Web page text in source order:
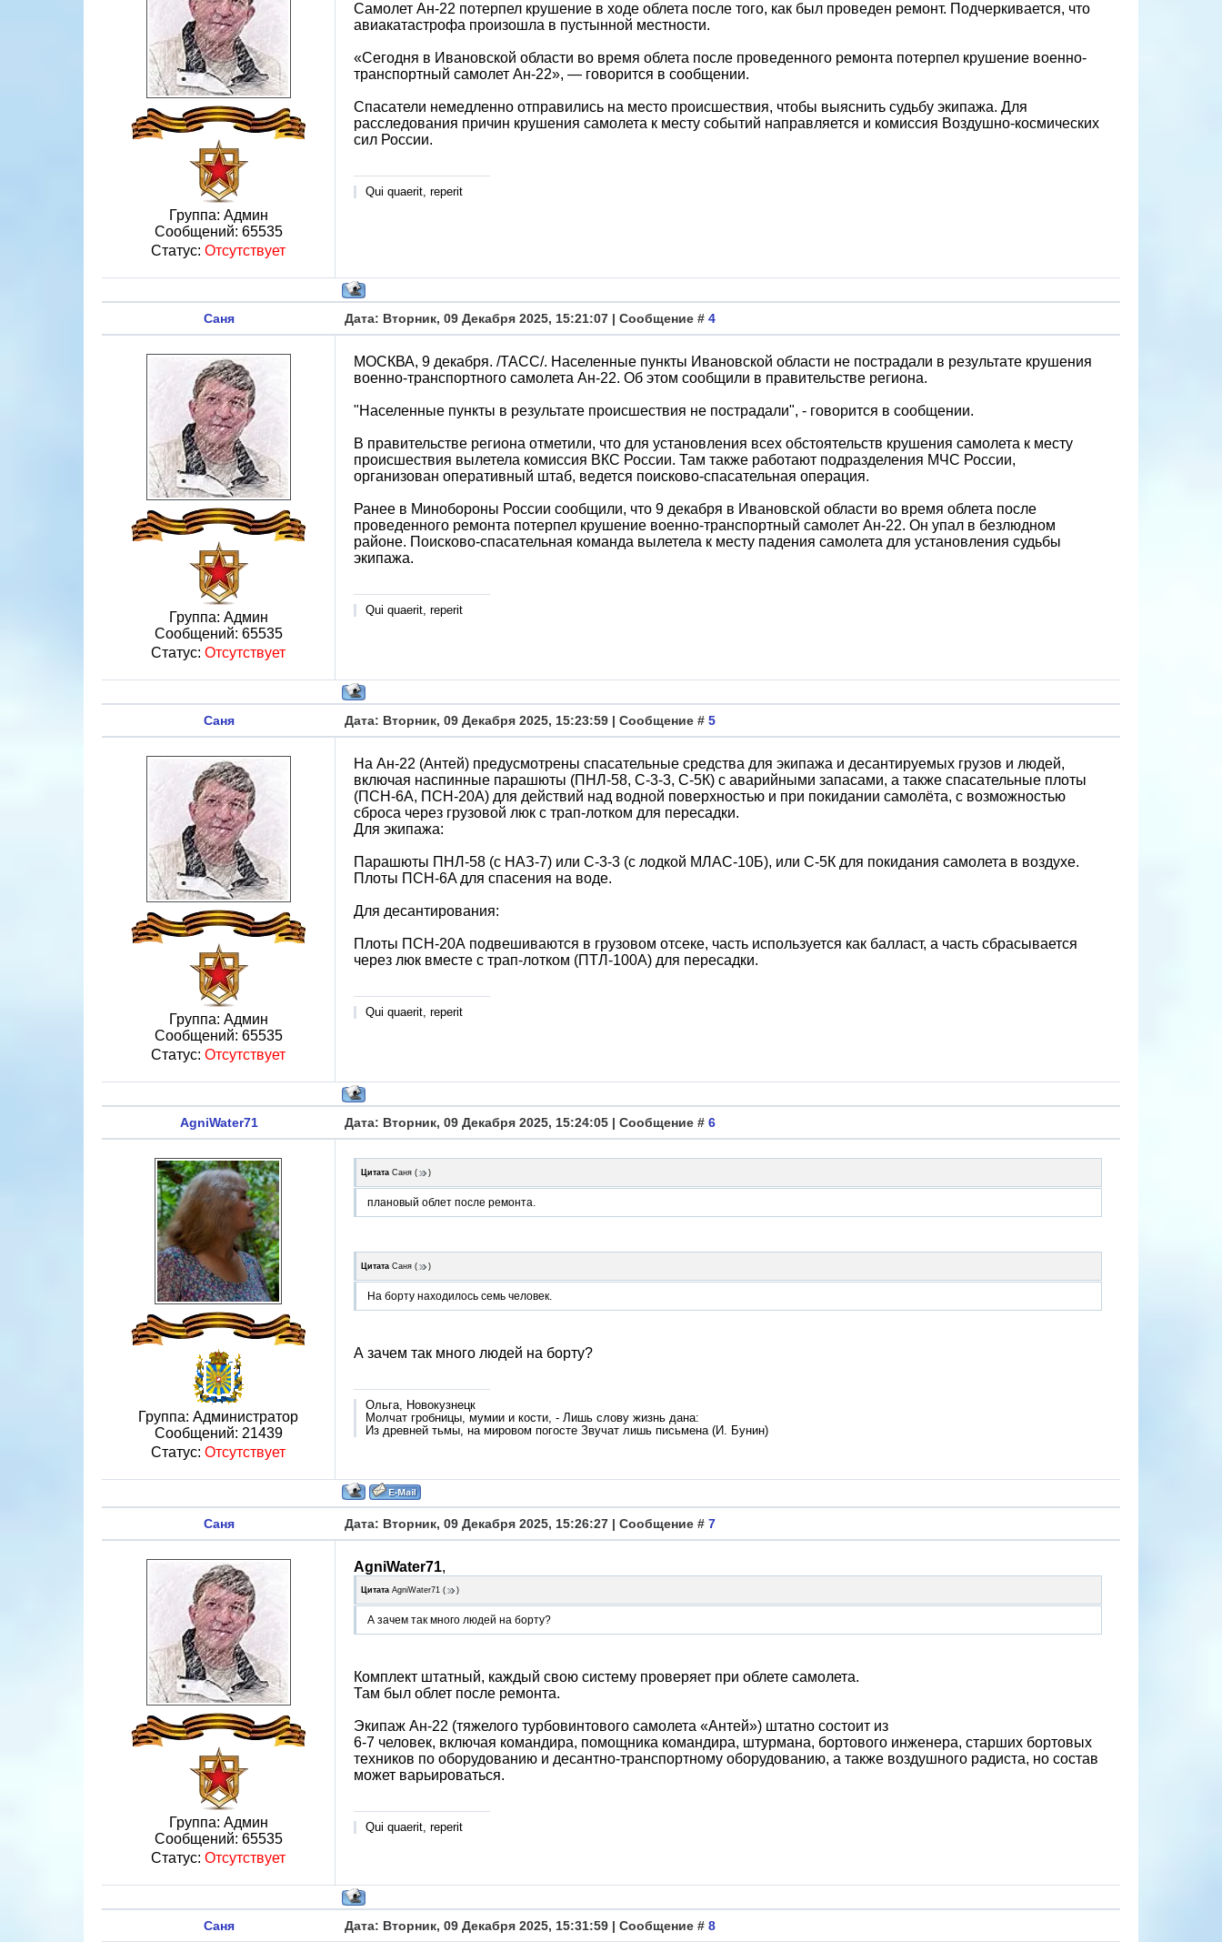
Группа: Админ
Сообщений: 65535
Статус: Отсутствует
Самолет Ан-22 потерпел крушение в ходе облета после того, как был проведен ремонт. Подчеркивается, что
авиакатастрофа произошла в пустынной местности.
«Сегодня в Ивановской области во время облета после проведенного ремонта потерпел крушение военно-
транспортный самолет Ан-22», — говорится в сообщении.
Спасатели немедленно отправились на место происшествия, чтобы выяснить судьбу экипажа. Для
расследования причин крушения самолета к месту событий направляется и комиссия Воздушно-космических
сил России.
Qui quaerit, reperit
Саня Дата: Вторник, 09 Декабря 2025, 15:21:07 | Сообщение # 4
Группа: Админ
Сообщений: 65535
Статус: Отсутствует
МОСКВА, 9 декабря. /ТАСС/. Населенные пункты Ивановской области не пострадали в результате крушения
военно-транспортного самолета Ан-22. Об этом сообщили в правительстве региона.
"Населенные пункты в результате происшествия не пострадали", - говорится в сообщении.
В правительстве региона отметили, что для установления всех обстоятельств крушения самолета к месту
происшествия вылетела комиссия ВКС России. Там также работают подразделения МЧС России,
организован оперативный штаб, ведется поисково-спасательная операция.
Ранее в Минобороны России сообщили, что 9 декабря в Ивановской области во время облета после
проведенного ремонта потерпел крушение военно-транспортный самолет Ан-22. Он упал в безлюдном
районе. Поисково-спасательная команда вылетела к месту падения самолета для установления судьбы
экипажа.
Qui quaerit, reperit
Саня Дата: Вторник, 09 Декабря 2025, 15:23:59 | Сообщение # 5
Группа: Админ
Сообщений: 65535
Статус: Отсутствует
На Ан-22 (Антей) предусмотрены спасательные средства для экипажа и десантируемых грузов и людей,
включая наспинные парашюты (ПНЛ-58, С-3-3, С-5К) с аварийными запасами, а также спасательные плоты
(ПСН-6А, ПСН-20А) для действий над водной поверхностью и при покидании самолёта, с возможностью
сброса через грузовой люк с трап-лотком для пересадки.
Для экипажа:
Парашюты ПНЛ-58 (с НАЗ-7) или С-3-3 (с лодкой МЛАС-10Б), или С-5К для покидания самолета в воздухе.
Плоты ПСН-6A для спасения на воде.
Для десантирования:
Плоты ПСН-20А подвешиваются в грузовом отсеке, часть используется как балласт, а часть сбрасывается
через люк вместе с трап-лотком (ПТЛ-100А) для пересадки.
Qui quaerit, reperit
AgniWater71 Дата: Вторник, 09 Декабря 2025, 15:24:05 | Сообщение # 6
Группа: Администратор
Сообщений: 21439
Статус: Отсутствует
Цитата Саня ( )
плановый облет после ремонта.
Цитата Саня ( )
На борту находилось семь человек.
А зачем так много людей на борту?
Ольга, Новокузнецк
Молчат гробницы, мумии и кости, - Лишь слову жизнь дана:
Из древней тьмы, на мировом погосте Звучат лишь письмена (И. Бунин)
Саня Дата: Вторник, 09 Декабря 2025, 15:26:27 | Сообщение # 7
Группа: Админ
Сообщений: 65535
Статус: Отсутствует
AgniWater71,
Цитата AgniWater71 ( )
А зачем так много людей на борту?
Комплект штатный, каждый свою систему проверяет при облете самолета.
Там был облет после ремонта.
Экипаж Ан-22 (тяжелого турбовинтового самолета «Антей») штатно состоит из
6-7 человек, включая командира, помощника командира, штурмана, бортового инженера, старших бортовых
техников по оборудованию и десантно-транспортному оборудованию, а также воздушного радиста, но состав
может варьироваться.
Qui quaerit, reperit
Саня Дата: Вторник, 09 Декабря 2025, 15:31:59 | Сообщение # 8